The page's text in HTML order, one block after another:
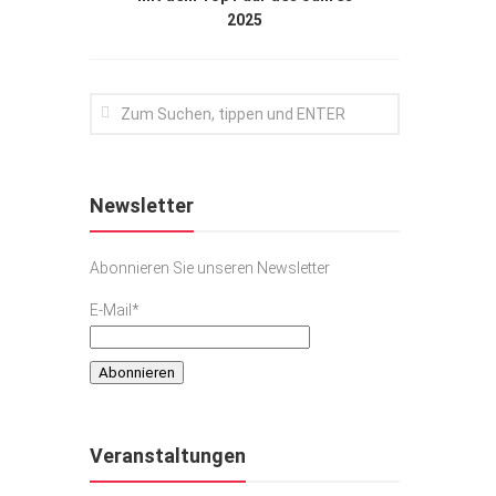
2025
Newsletter
Abonnieren Sie unseren Newsletter
E-Mail*
Veranstaltungen